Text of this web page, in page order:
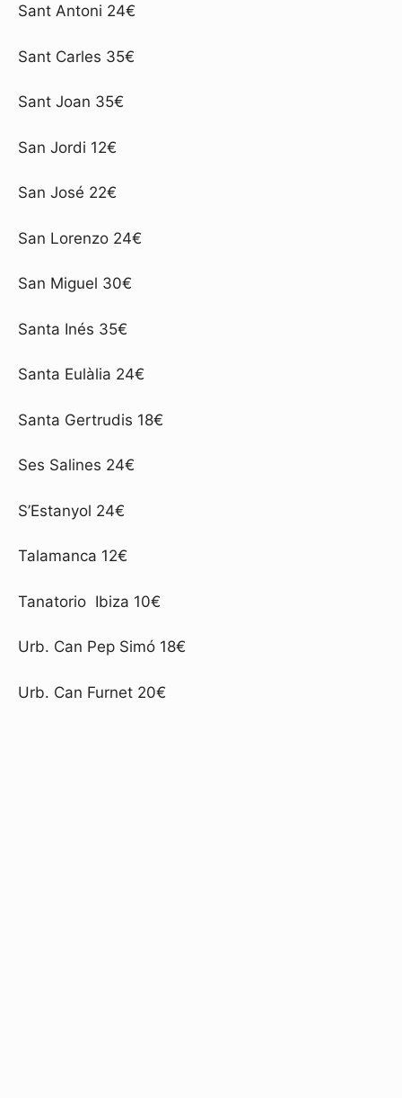
Sant Antoni 24€
Sant Carles 35€
Sant Joan 35€
San Jordi 12€
San José 22€
San Lorenzo 24€
San Miguel 30€
Santa Inés 35€
Santa Eulàlia 24€
Santa Gertrudis 18€
Ses Salines 24€
S’Estanyol 24€
Talamanca 12€
Tanatorio Ibiza 10€
Urb. Can Pep Simó 18€
Urb. Can Furnet 20€